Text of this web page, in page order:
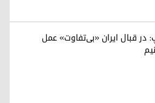
در قبال ایران «بی‌تفاوت» عمل